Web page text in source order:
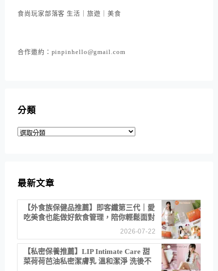
食尚玩家部落客 生活｜旅遊｜美食
合作邀約：pinpinhello@gmail.com
分類
分
最新文章
【外食族保健品推薦】即客纖第三代｜愛
吃美食也能做好飲食管理，陪你輕鬆面對
2026-07-22
【私密保養推薦】LIP Intimate Care 甜
菜荷荷芭油私密潔膚乳 溫和潔淨 洗後不